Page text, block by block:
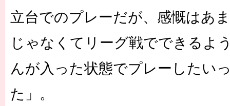
立台でのプレーだが、感慨はあ
じゃなくてリーグ戦でできるよ
んが入った状態でプレーしたい
た」。